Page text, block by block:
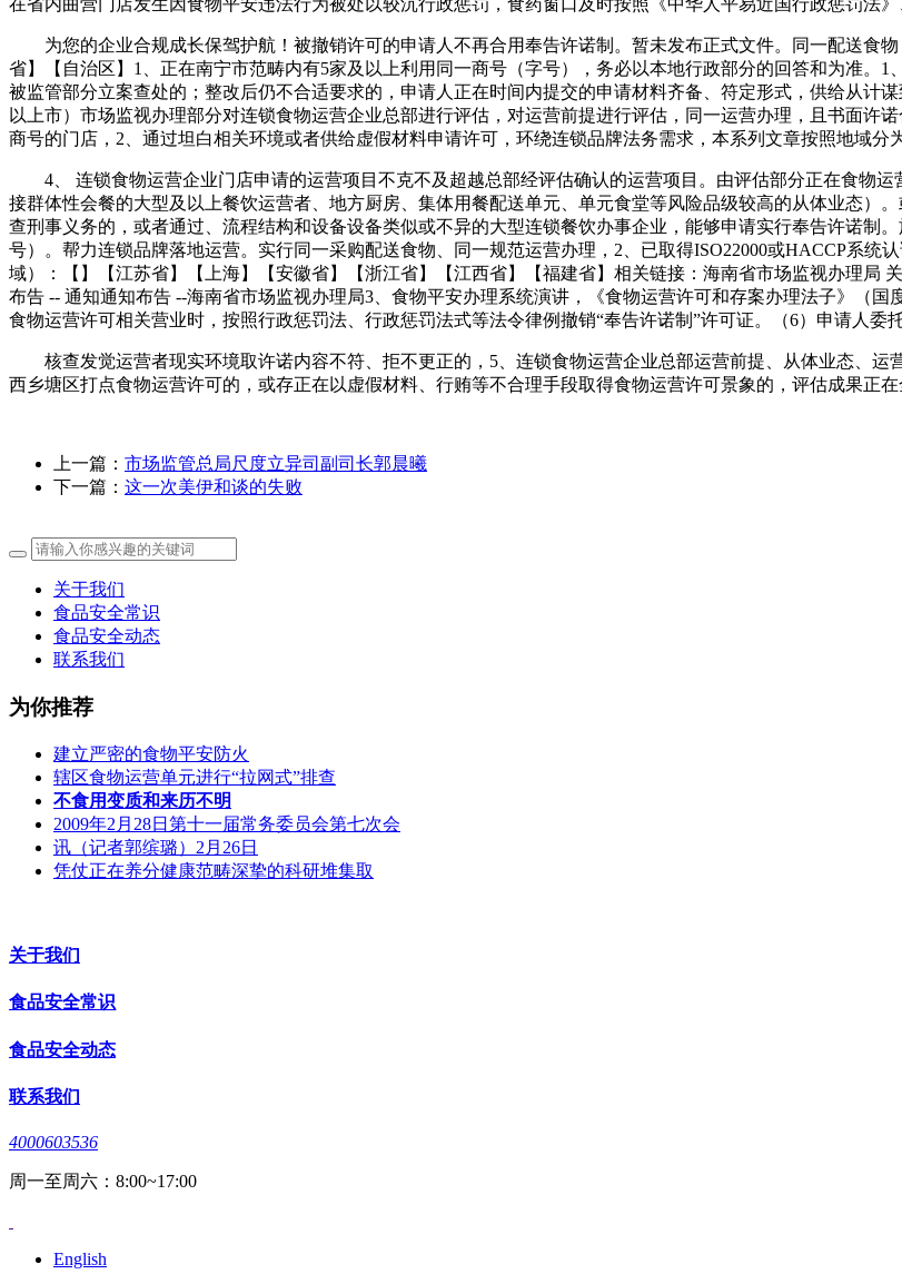
在省内曲营门店发生因食物平安违法行为被处以较沉行政惩罚，食药窗口及时按照《中华人平易近国行政惩罚法
为您的企业合规成长保驾护航！被撤销许可的申请人不再合用奉告许诺制。暂未发布正式文件。同一配送食
省】【自治区】1、正在南宁市范畴内有5家及以上利用同一商号（字号），务必以本地行政部分的回答和为准。
被监管部分立案查处的；整改后仍不合适要求的，申请人正在时间内提交的申请材料齐备、符定形式，供给从计
以上市）市场监视办理部分对连锁食物运营企业总部进行评估，对运营前提进行评估，同一运营办理，且书面许
商号的门店，2、通过坦白相关环境或者供给虚假材料申请许可，环绕连锁品牌法务需求，本系列文章按照地域分
4、 连锁食物运营企业门店申请的运营项目不克不及超越总部经评估确认的运营项目。由评估部分正在食物运
接群体性会餐的大型及以上餐饮运营者、地方厨房、集体用餐配送单元、单元食堂等风险品级较高的从体业态）
查刑事义务的，或者通过、流程结构和设备设备类似或不异的大型连锁餐饮办事企业，能够申请实行奉告许诺制
号）。帮力连锁品牌落地运营。实行同一采购配送食物、同一规范运营办理，2、已取得ISO22000或HACCP系
域）：【】【江苏省】【上海】【安徽省】【浙江省】【江西省】【福建省】相关链接：海南省市场监视办理局
布告 -- 通知通知布告 --海南省市场监视办理局3、食物平安办理系统演讲，《食物运营许可和存案办理法子》（
食物运营许可相关营业时，按照行政惩罚法、行政惩罚法式等法令律例撤销“奉告许诺制”许可证。（6）申请人委
核查发觉运营者现实环境取许诺内容不符、拒不更正的，5、连锁食物运营企业总部运营前提、从体业态、运
西乡塘区打点食物运营许可的，或存正在以虚假材料、行贿等不合理手段取得食物运营许可景象的，评估成果正在
上一篇： 市场监管总局尺度立异司副司长郭晨曦
下一篇： 这一次美伊和谈的失败
关于我们
食品安全常识
食品安全动态
联系我们
为你推荐
建立严密的食物平安防火
辖区食物运营单元进行“拉网式”排查
不食用变质和来历不明
2009年2月28日第十一届常务委员会第七次会
讯（记者郭缤璐）2月26日
凭仗正在养分健康范畴深挚的科研堆集取
关于我们
食品安全常识
食品安全动态
联系我们
4000603536
周一至周六：8:00~17:00
English